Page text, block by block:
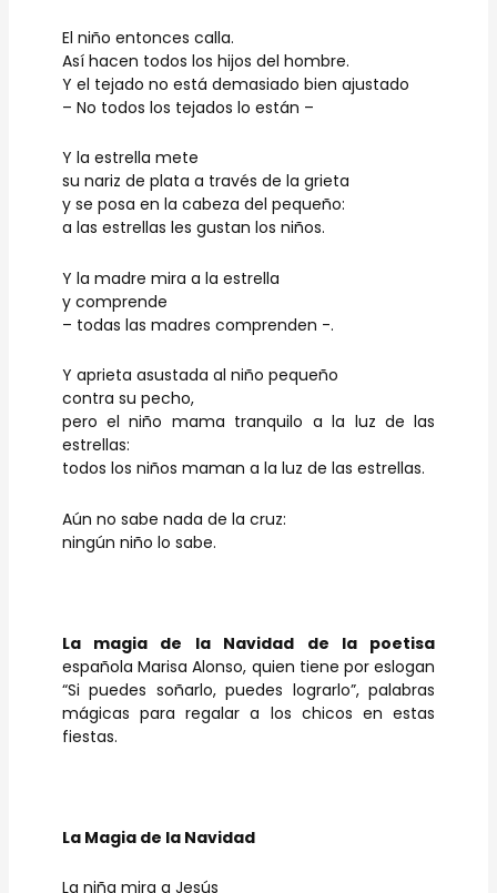
El niño entonces calla.
Así hacen todos los hijos del hombre.
Y el tejado no está demasiado bien ajustado
– No todos los tejados lo están –
Y la estrella mete
su nariz de plata a través de la grieta
y se posa en la cabeza del pequeño:
a las estrellas les gustan los niños.
Y la madre mira a la estrella
y comprende
– todas las madres comprenden -.
Y aprieta asustada al niño pequeño
contra su pecho,
pero el niño mama tranquilo a la luz de las
estrellas:
todos los niños maman a la luz de las estrellas.
Aún no sabe nada de la cruz:
ningún niño lo sabe.
La magia de la Navidad de la poetisa
española Marisa Alonso, quien tiene por eslogan
“Si puedes soñarlo, puedes lograrlo”, palabras
mágicas para regalar a los chicos en estas
fiestas.
La Magia de la Navidad
La niña mira a Jesús